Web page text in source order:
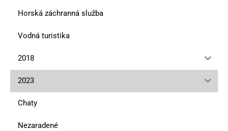
Horská záchranná služba
Vodná turistika
2018
2023
Chaty
Nezaradené